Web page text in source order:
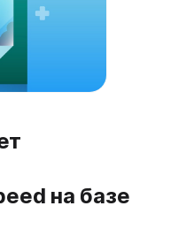
на базе